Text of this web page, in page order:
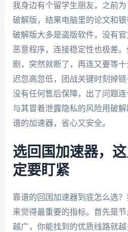
我身边有个留学生朋友，之前
破解版，结果电脑里的论文和银
破解版大多是盗版软件，没有
恶意程序，连接稳定性也极差
剧，突然就断了，再连又要等
迟忽高忽低，团战关键时刻掉
没有任何售后保障，出了问题连
与其冒着泄露隐私的风险用破
谱的加速器，省心又安全。
选回国加速器，
定要盯紧
靠谱的回国加速器到底怎么选
来觉得最重要的指标。首先是
越广，你能找到的优质线路就越